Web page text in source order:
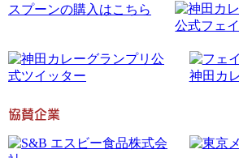
協賛企業